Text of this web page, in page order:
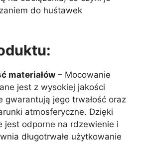
do huśtawek
materiałów – Mocowanie
jest z wysokiej jakości
gwarantują jego trwałość oraz
atmosferyczne. Dzięki
jest odporne na rdzewienie i
długotrwałe użytkowanie